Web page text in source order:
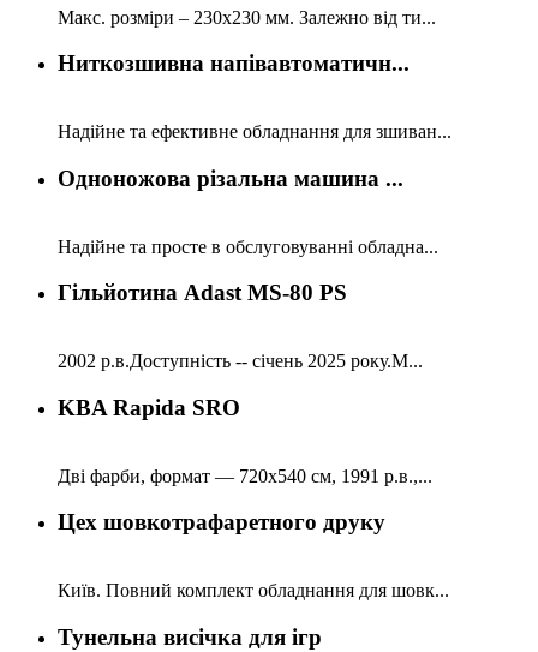
Макс. розміри – 230х230 мм. Залежно від ти...
Ниткозшивна напівавтоматичн...
Надійне та ефективне обладнання для зшиван...
Одноножова різальна машина ...
Надійне та просте в обслуговуванні обладна...
Гільйотина Adast MS-80 PS
2002 р.в.Доступність -- січень 2025 року.М...
KBA Rapida SRO
Дві фарби, формат — 720x540 см, 1991 р.в.,...
Цех шовкотрафаретного друку
Київ. Повний комплект обладнання для шовк...
Тунельна висічка для ігр